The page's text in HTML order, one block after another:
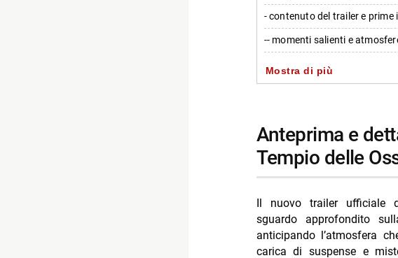
- contenuto del trailer e prime
-- momenti salienti e
-- elementi visivi e insoliti
- cast e personaggi principali
-- Scopri di più da Jump the
-- RispondiAnnulla risposta
- Il lupo d’inverno: Djokovic
- 72 Hours, film Netflix con
- Nothing to Lose film
Mostra di più
anteprima e dettagli del trailer di ’28 Anni Dopo: Il
Tempio delle
Il nuovo trailer ufficiale
sguardo approfondito
anticipando l’atmosfera
carica di suspense e